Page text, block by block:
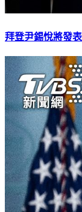
拜登尹錫悅將發